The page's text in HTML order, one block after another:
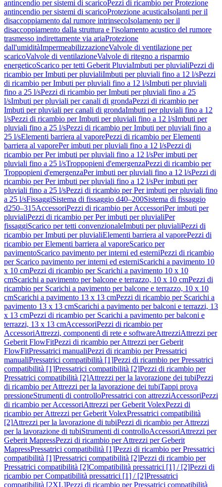
antincendio per sistemi di scaricoPezzi di ricambio per Protezione
antincendio per sistemi di scaricoProtezione acusticaIsolanti per il
disaccoppiamento dal rumore intrinsecoIsolamento per il
disaccoppiamento dalla struttura e l'isolamento acustico del rumore
trasmesso indirettamente via ariaProtezione
dall'umiditàImpermeabilizzazioneValvole di ventilazione per
scaricoValvole di ventilazioneValvole di ritegno a risparmio
energeticoScarico per tetti Geberit PluviaImbuti per pluvialiPezzi di
ricambio per Imbuti per pluvialiImbuti per pluviali fino a 12 l/sPezzi
di ricambio per Imbuti per pluviali fino a 12 l/sImbuti per pluviali
fino a 25 l/sPezzi di ricambio per Imbuti per pluviali fino a 25
l/sImbuti per pluviali per canali di grondaPezzi di ricambio per
Imbuti per pluviali per canali di grondaImbuti per pluviali fino a 12
l/sPezzi di ricambio per Imbuti per pluviali fino a 12 l/sImbuti per
pluviali fino a 25 l/sPezzi di ricambio per Imbuti per pluviali fino a
25 l/sElementi barriera al vaporePezzi di ricambio per Elementi
barriera al vaporePer imbuti per pluviali fino a 12 l/sPezzi di
ricambio per Per imbuti per pluviali fino a 12 l/sPer imbuti per
pluviali fino a 25 l/sTroppopieni d'emergenzaPezzi di ricambio per
Troppopieni d'emergenzaPer imbuti per pluviali fino a 12 l/sPezzi di
ricambio per Per imbuti per pluviali fino a 12 l/sPer imbuti per
pluviali fino a 25 l/sPezzi di ricambio per Per imbuti per pluviali fino
a 25 l/sFissaggiSistema di fissaggio d40–200Sistema di fissaggio
d250–315AccessoriPezzi di ricambio per AccessoriPer imbuti per
pluvialiPezzi di ricambio per Per imbuti per pluvialiPer
fissaggiScarico per tetti convenzionaleImbuti per pluvialiPezzi di
ricambio per Imbuti per pluvialiElementi barriera al vaporePezzi di
ricambio per Elementi barriera al vaporeScarico per
pavimentoScarico pavimento per interni ed esterniPezzi di ricambio
per Scarico pavimento per interni ed esterniScarichi a pavimento 10
x 10 cmPezzi di ricambio per Scarichi a pavimento 10 x 10
cmScarichi a pavimento per balcone e terrazzo, 10 x 10 cmPezzi di
ricambio per Scarichi a pavimento per balcone e terrazzo, 10 x 10
cmScarichi a pavimento 13 x 13 cmPezzi di ricambio per Scarichi a
pavimento 13 x 13 cmScarichi a pavimento per balconi e terrazzi, 13
x 13 cmPezzi di ricambio per Scarichi a pavimento per balconi e
terrazzi, 13 x 13 cmAccessoriPezzi di ricambio per
AccessoriAttrezzi, componenti di rete e softwareAttrezziAttrezzi per
Geberit FlowFitPezzi di ricambio per Attrezzi per Geberit
FlowFitPressatrici manualiPezzi di ricambio per Pressatrici
manualiPressatrici compatibilità [1]Pezzi di ricambio per Pressatrici
compatibilità [1]Pressatrici compatibilità [2]Pezzi di ricambio per
Pressatrici compatibilità [2]Attrezzi per la lavorazione dei tubiPezzi
di ricambio per Attrezzi per la lavorazione dei tubiTappi prova
pressioneStrumenti di controlloPressatrici con attrezziAccessoriPezzi
di ricambio per AccessoriAttrezzi per Geberit VolexPezzi di
ricambio per Attrezzi per Geberit VolexPressatrici compatibilità
[2]Attrezzi per la lavorazione di tubiPezzi di ricambio per Attrezzi
per la lavorazione di tubiStrumenti di controlloAccessoriAttrezzi per
Geberit MapressPezzi di ricambio per Attrezzi per Geberit
MapressPressatrici compatibilità [1]Pezzi di ricambio per Pressatrici
compatibilità [1]Pressatrici compatibilità [2]Pezzi di ricambio per
Pressatrici compatibilità [2]Compatibilità pressatrici [1] / [2]Pezzi di
ricambio per Compatibilità pressatrici [1] / [2]Pressatrici
compatibilità [2XL]Pezzi di ricambio per Pressatrici compatibilità